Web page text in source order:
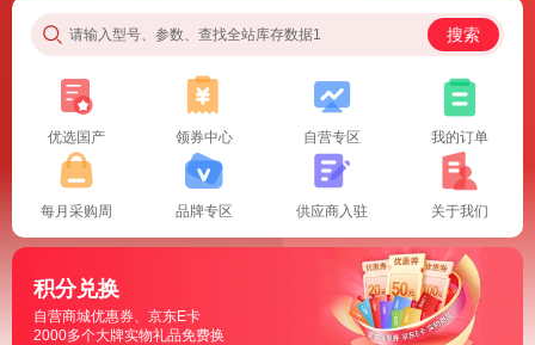
请输入型号、参数、查找全站库存数据1 搜索
优选国产 领券中心 自营专区 我的订单
每月采购周 品牌专区 供应商入驻 关于我们
积分兑换
自营商城优惠券、京东E卡
2000多个大牌实物礼品免费换